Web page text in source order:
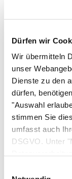
Dürfen wir
Wir übermitteln
unser
Dienste zu den
dürfen,
"Auswahl
stimmen Sie
umfasst auch
DSGVO. Unter
mit
pH-Wert im
Sekret der
neutralisiert,
Hier wird der
durch den